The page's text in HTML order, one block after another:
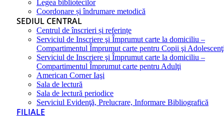
Legea bibliotecilor
Coordonare și îndrumare metodică
SEDIUL CENTRAL
Centrul de înscrieri și referințe
Serviciul de Inscriere şi Împrumut carte la domiciliu –
Compartimentul Împrumut carte pentru Copii şi
Serviciul de Inscriere şi Împrumut carte la domiciliu –
Compartimentul Împrumut carte pentru Adulţi
American Corner Iaşi
Sala de lectură
Sala de lectură periodice
Serviciul Evidenţă, Prelucrare, Informare Bibliografică
FILIALE